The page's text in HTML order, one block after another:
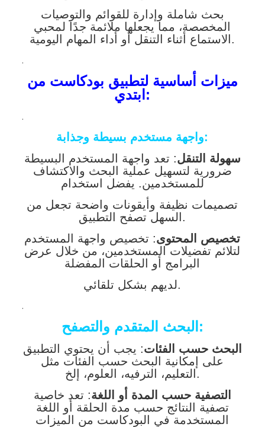
بحث شاملة وإدارة للقوائم والتوصيات
المخصصة، مما يجعلها ملائمة جدًا لمحبي
الاستماع أثناء التنقل أو أداء المهام اليومية.
.
ميزات أساسية لتطبيق بودكاست من
ابتدي:
.
واجهة مستخدم بسيطة وجذابة:
سهولة التنقل: تعد واجهة المستخدم البسيطة
ضرورية لتسهيل عملية البحث والاكتشاف
للمستخدمين. يفضل استخدام
تصميمات نظيفة وأيقونات واضحة تجعل من
السهل تصفح التطبيق.
تخصيص المحتوى: تخصيص واجهة المستخدم
لتلائم تفضيلات المستخدمين، من خلال عرض
البرامج أو الحلقات المفضلة
لديهم بشكل تلقائي.
.
البحث المتقدم والتصفح:
البحث حسب الفئات: يجب أن يحتوي التطبيق
على إمكانية البحث حسب الفئات مثل
التعليم، الترفيه، العلوم، إلخ.
التصفية حسب المدة أو اللغة: تعد خاصية
تصفية النتائج حسب مدة الحلقة أو اللغة
المستخدمة في البودكاست من الميزات